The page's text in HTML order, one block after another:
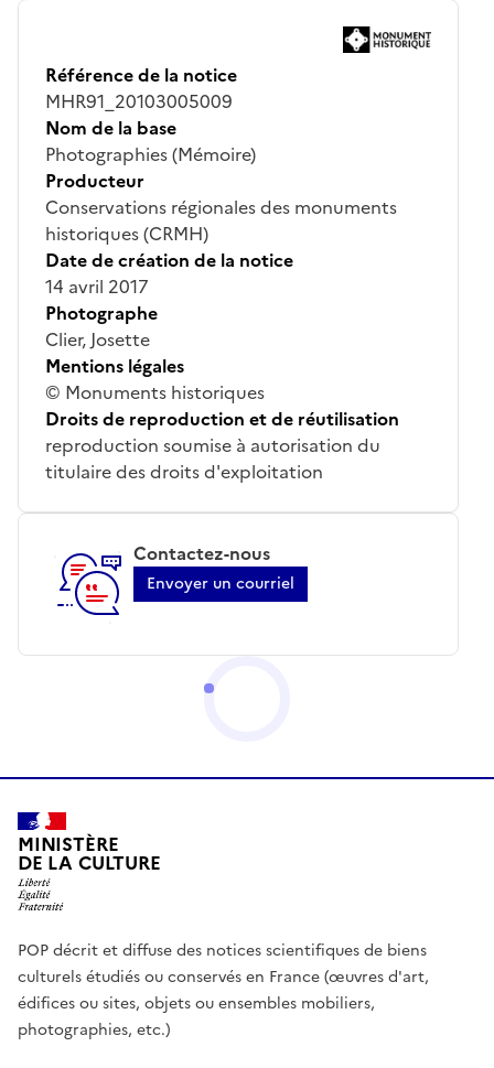
Référence de la notice
MHR91_20103005009
Nom de la base
Photographies (Mémoire)
Producteur
Conservations régionales des monuments
historiques (CRMH)
Date de création de la notice
14 avril 2017
Photographe
Clier, Josette
Mentions légales
© Monuments historiques
Droits de reproduction et de réutilisation
reproduction soumise à autorisation du
titulaire des droits d'exploitation
Contactez-nous
Envoyer un courriel
MINISTÈRE
DE LA CULTURE
POP décrit et diffuse des notices scientifiques de biens
culturels étudiés ou conservés en France (œuvres d'art,
édifices ou sites, objets ou ensembles mobiliers,
photographies, etc.)